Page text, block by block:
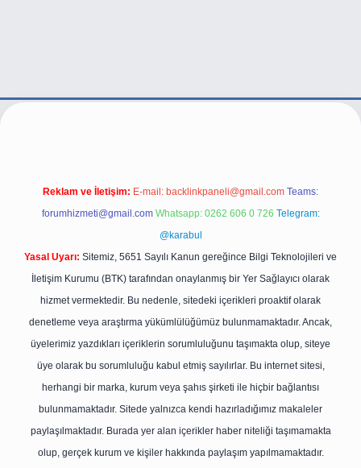
Reklam ve İletişim: E-mail: backlinkpaneli@gmail.com Teams:
forumhizmeti@gmail.com Whatsapp: 0262 606 0 726 Telegram:
@karabul
Yasal Uyarı: Sitemiz, 5651 Sayılı Kanun gereğince Bilgi Teknolojileri ve
İletişim Kurumu (BTK) tarafından onaylanmış bir Yer Sağlayıcı olarak
hizmet vermektedir. Bu nedenle, sitedeki içerikleri proaktif olarak
denetleme veya araştırma yükümlülüğümüz bulunmamaktadır. Ancak,
üyelerimiz yazdıkları içeriklerin sorumluluğunu taşımakta olup, siteye
üye olarak bu sorumluluğu kabul etmiş sayılırlar. Bu internet sitesi,
herhangi bir marka, kurum veya şahıs şirketi ile hiçbir bağlantısı
bulunmamaktadır. Sitede yalnızca kendi hazırladığımız makaleler
paylaşılmaktadır. Burada yer alan içerikler haber niteliği taşımamakta
olup, gerçek kurum ve kişiler hakkında paylaşım yapılmamaktadır.